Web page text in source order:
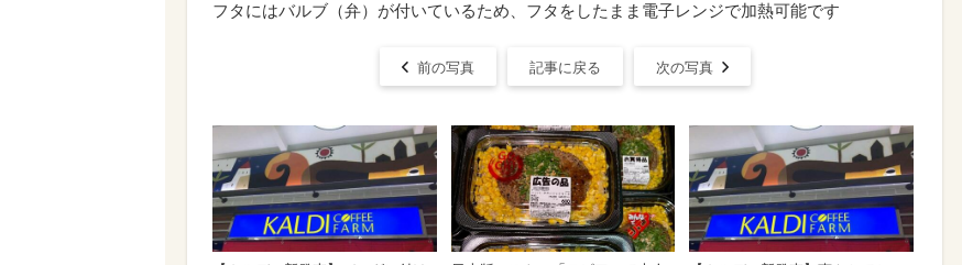
フタにはバルブ（弁）が付いているため、フタをしたまま電子レンジで加熱可能です
前の写真 記事に戻る 次の写真